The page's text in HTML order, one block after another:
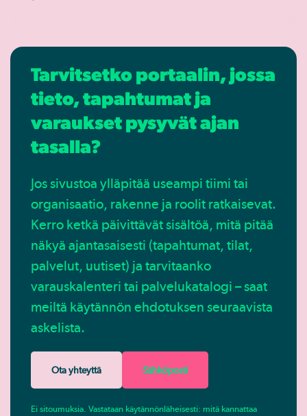
Tarvitsetko portaalin, jossa
tieto, tapahtumat ja
varaukset pysyvät ajan
tasalla?
Jos sivustoa ylläpitää useampi tiimi tai
organisaatio, rakenne ja roolit ratkaisevat.
Kerro ketkä päivittävät sisältöä, mitä pitää
näkyä ajantasaisesti (tapahtumat, tilat,
palvelut, uutiset) ja tarvitaanko
varauskalenteri tai palvelukatalogi – saat
meiltä käytännön ehdotuksen seuraavista
askelista.
Ota yhteyttä Sähköposti
Ei sitoumuksia. Vastataan käytännönläheisesti: mitä kannattaa